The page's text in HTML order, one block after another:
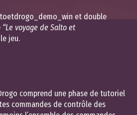
et double
“Le voyage de Salto et
jeu.
comprend une phase de tutoriel
commandes de contrôle des